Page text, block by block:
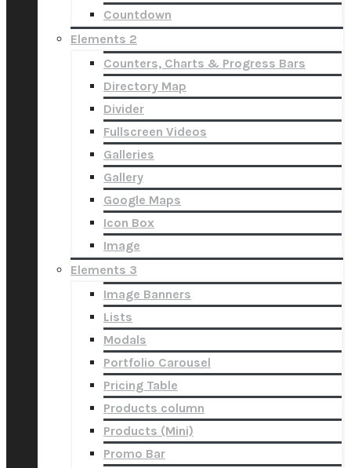
Countdown
Elements 2
Counters, Charts & Progress Bars
Directory Map
Divider
Fullscreen Videos
Galleries
Gallery
Google Maps
Icon Box
Image
Elements 3
Image Banners
Lists
Modals
Portfolio Carousel
Pricing Table
Products column
Products (Mini)
Promo Bar